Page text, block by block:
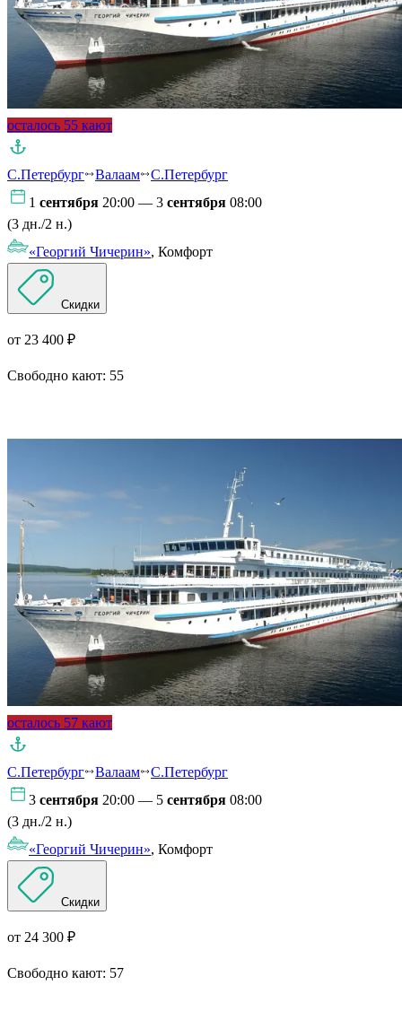
осталось 55 кают
С.Петербург Валаам
С.Петербург
1 сентября 20:00 — 3 сентября 08:00
(3 дн./2 н.)
«Георгий Чичерин», Комфорт
Скидки
от 23 400 ₽
Свободно кают: 55
осталось 57 кают
С.Петербург Валаам
С.Петербург
3 сентября 20:00 — 5 сентября 08:00
(3 дн./2 н.)
«Георгий Чичерин», Комфорт
Скидки
от 24 300 ₽
Свободно кают: 57